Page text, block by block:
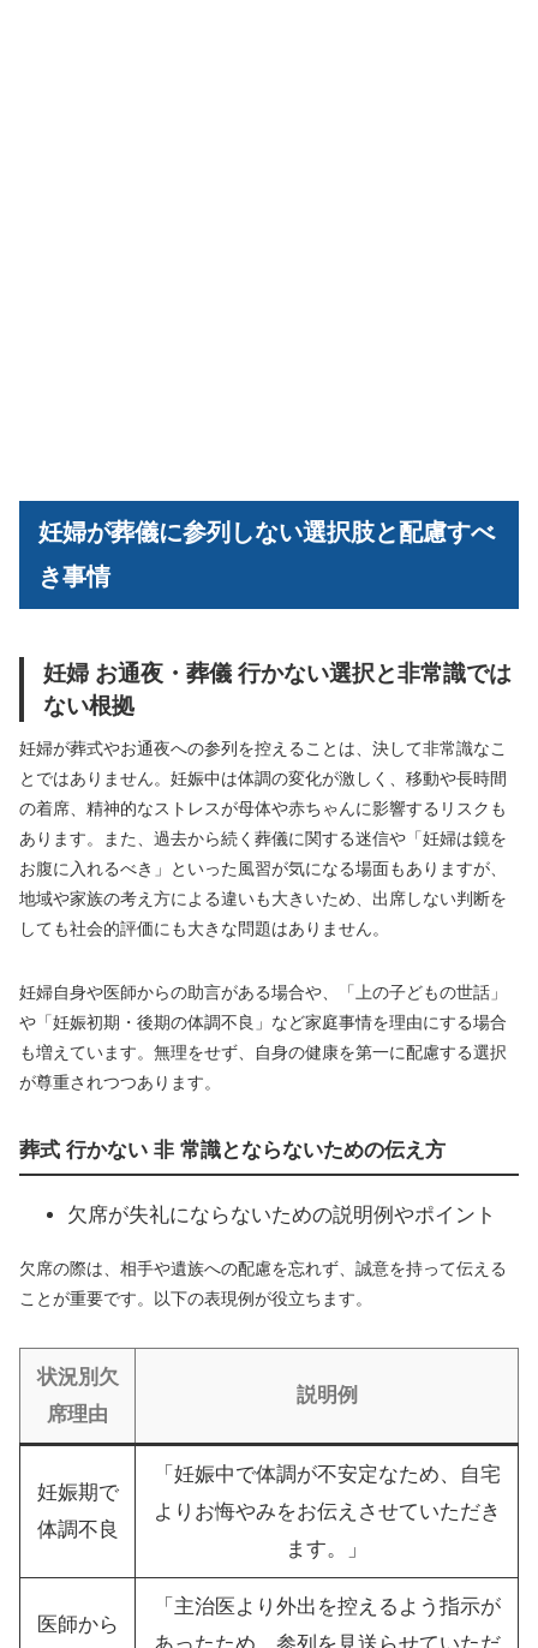
妊婦が葬儀に参列しない選択肢と配慮すべ
き事情
妊婦 お通夜・葬儀 行かない選択と非常識では
ない根拠
妊婦が葬式やお通夜への参列を控えることは、決して非常識なこ
とではありません。妊娠中は体調の変化が激しく、移動や長時間
の着席、精神的なストレスが母体や赤ちゃんに影響するリスクも
あります。また、過去から続く葬儀に関する迷信や「妊婦は鏡を
お腹に入れるべき」といった風習が気になる場面もありますが、
地域や家族の考え方による違いも大きいため、出席しない判断を
しても社会的評価にも大きな問題はありません。
妊婦自身や医師からの助言がある場合や、「上の子どもの世話」
や「妊娠初期・後期の体調不良」など家庭事情を理由にする場合
も増えています。無理をせず、自身の健康を第一に配慮する選択
が尊重されつつあります。
葬式 行かない 非 常識とならないための伝え方
欠席が失礼にならないための説明例やポイント
欠席の際は、相手や遺族への配慮を忘れず、誠意を持って伝える
ことが重要です。以下の表現例が役立ちます。
状況別欠
席理由
説明例
妊娠期で
体調不良
「妊娠中で体調が不安定なため、自宅
よりお悔やみをお伝えさせていただき
ます。」
医師から
「主治医より外出を控えるよう指示が